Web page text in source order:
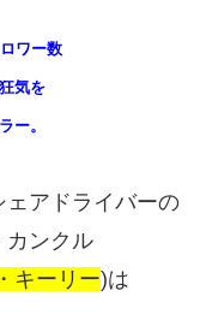
ワー数
気を
ー。
ェアドライバーの
カンクル
キーリー)は